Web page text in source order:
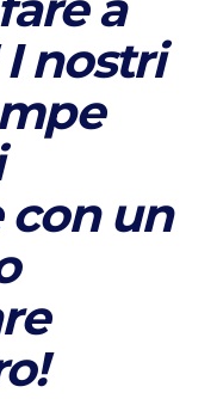
nostri
con un